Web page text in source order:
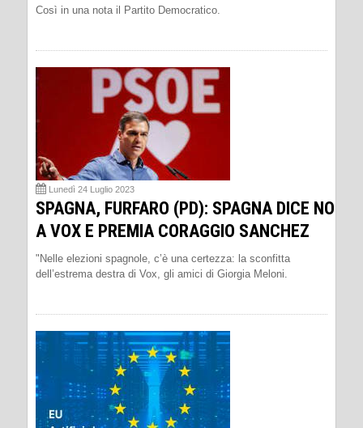
Così in una nota il Partito Democratico.
Lunedì 24 Luglio 2023
SPAGNA, FURFARO (PD): SPAGNA DICE NO
A VOX E PREMIA CORAGGIO SANCHEZ
"Nelle elezioni spagnole, c’è una certezza: la sconfitta
dell’estrema destra di Vox, gli amici di Giorgia Meloni.